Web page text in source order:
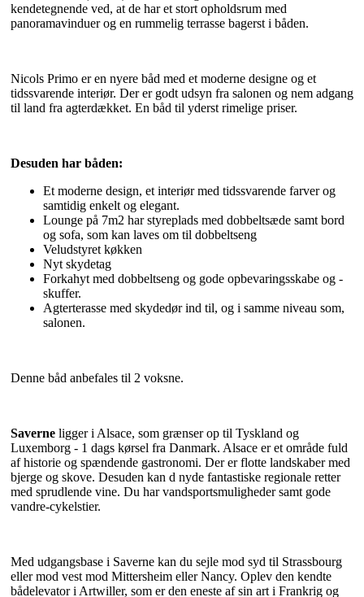
kendetegnende ved, at de har et stort opholdsrum med
panoramavinduer og en rummelig terrasse bagerst i båden.
Nicols Primo er en nyere båd med et moderne designe og et
tidssvarende interiør. Der er godt udsyn fra salonen og nem adgang
til land fra agterdækket. En båd til yderst rimelige priser.
Desuden har båden:
Et moderne design, et interiør med tidssvarende farver og
samtidig enkelt og elegant.
Lounge på 7m2 har styreplads med dobbeltsæde samt bord
og sofa, som kan laves om til dobbeltseng
Veludstyret køkken
Nyt skydetag
Forkahyt med dobbeltseng og gode opbevaringsskabe og -
skuffer.
Agterterasse med skydedør ind til, og i samme niveau som,
salonen.
Denne båd anbefales til 2 voksne.
Saverne ligger i Alsace, som grænser op til Tyskland og
Luxemborg - 1 dags kørsel fra Danmark. Alsace er et område fuld
af historie og spændende gastronomi. Der er flotte landskaber med
bjerge og skove. Desuden kan d nyde fantastiske regionale retter
med sprudlende vine. Du har vandsportsmuligheder samt gode
vandre-cykelstier.
Med udgangsbase i Saverne kan du sejle mod syd til Strassbourg
eller mod vest mod Mittersheim eller Nancy. Oplev den kendte
bådelevator i Artwiller, som er den eneste af sin art i Frankrig og